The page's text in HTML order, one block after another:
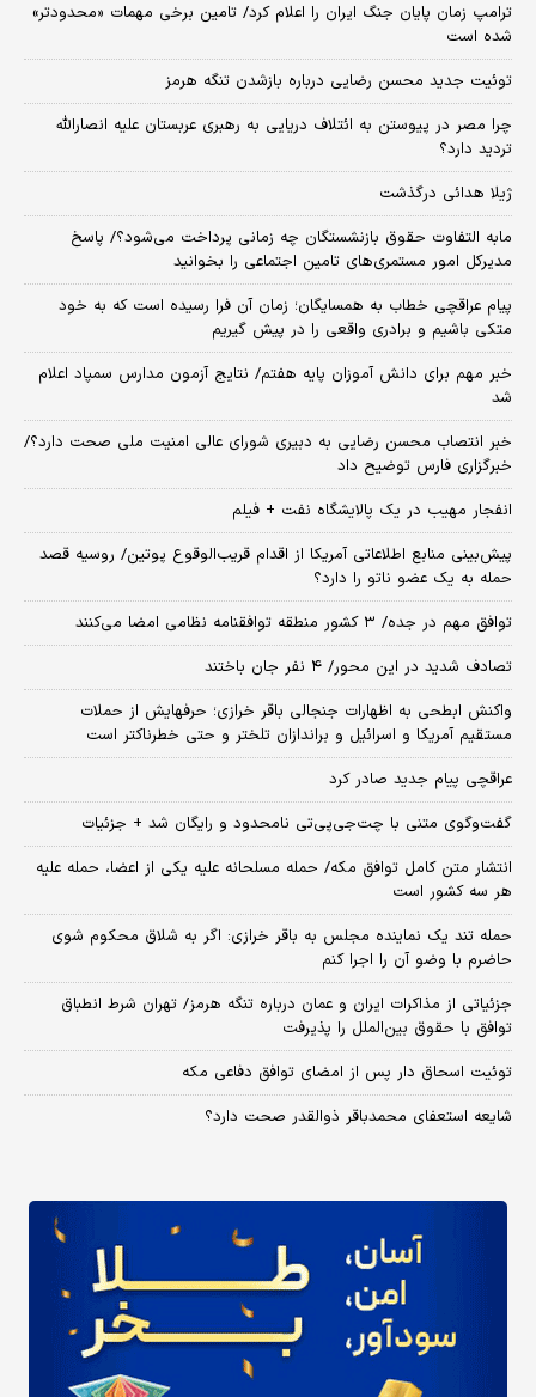
ترامپ زمان پایان جنگ ایران را اعلام کرد/ تامین برخی مهمات «محدودتر»
شده است
توئیت جدید محسن رضایی درباره بازشدن تنگه هرمز
چرا مصر در پیوستن به ائتلاف دریایی به رهبری عربستان علیه انصارالله
تردید دارد؟
ژیلا هدائی درگذشت
مابه التفاوت حقوق بازنشستگان چه زمانی پرداخت می‌شود؟/ پاسخ
مدیرکل امور مستمری‌های تامین اجتماعی را بخوانید
پیام عراقچی خطاب به همسایگان؛ زمان آن فرا رسیده است که به خود
متکی باشیم و برادری واقعی را در پیش گیریم
خبر مهم برای دانش آموزان پایه هفتم/ نتایج آزمون مدارس سمپاد اعلام
شد
خبر انتصاب محسن رضایی به دبیری شورای عالی امنیت ملی صحت دارد؟/
خبرگزاری فارس توضیح داد
انفجار مهیب در یک پالایشگاه نفت + فیلم
پیش‌بینی منابع اطلاعاتی آمریکا از اقدام قریب‌الوقوع پوتین/ روسیه قصد
حمله به یک عضو ناتو را دارد؟
توافق مهم در جده/ ۳ کشور منطقه توافقنامه نظامی امضا می‌کنند
تصادف شدید در این محور/ ۴ نفر جان باختند
واکنش ابطحی به اظهارات جنجالی باقر خرازی؛ حرفهایش از حملات
مستقیم آمریکا و اسرائیل و براندازان تلختر و حتی خطرناکتر است
عراقچی پیام جدید صادر کرد
گفت‌وگوی متنی با چت‌جی‌پی‌تی نامحدود و رایگان شد + جزئیات
انتشار متن کامل توافق مکه/ حمله مسلحانه علیه یکی از اعضا، حمله علیه
هر سه کشور است
حمله تند یک نماینده مجلس به باقر خرازی: اگر به شلاق محکوم شوی
حاضرم با وضو آن را اجرا کنم
جزئیاتی از مذاکرات ایران و عمان درباره تنگه هرمز/ تهران شرط انطباق
توافق با حقوق بین‌الملل را پذیرفت
توئیت اسحاق دار پس از امضای توافق دفاعی مکه
شایعه استعفای محمدباقر ذوالقدر صحت دارد؟